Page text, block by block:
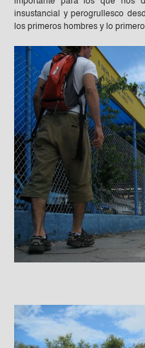
insustancial y perogrullesco
los primeros hombres y lo